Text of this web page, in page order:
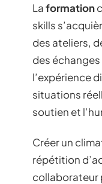
Laformation
skills
des ateliers,
des échanges
l’expérience
situations
soutien et
Créer un
répétition
collaborateur